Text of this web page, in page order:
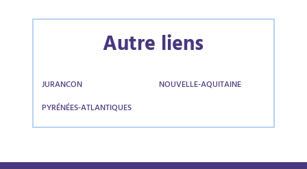
Autre liens
JURANCON
PYRÉNÉES-ATLANTIQUES
NOUVELLE-AQUITAINE